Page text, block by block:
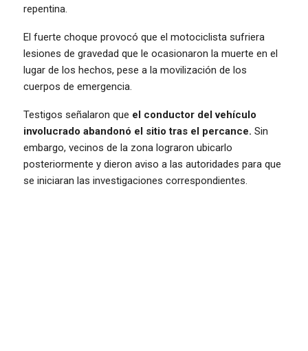
repentina.
El fuerte choque provocó que el motociclista sufriera
lesiones de gravedad que le ocasionaron la muerte en el
lugar de los hechos, pese a la movilización de los
cuerpos de emergencia.
Testigos señalaron que el conductor del vehículo
involucrado abandonó el sitio tras el percance. Sin
embargo, vecinos de la zona lograron ubicarlo
posteriormente y dieron aviso a las autoridades para que
se iniciaran las investigaciones correspondientes.